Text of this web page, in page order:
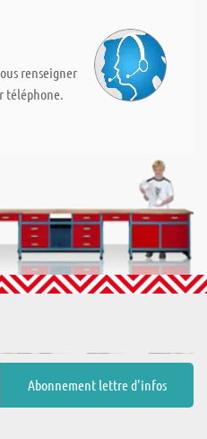
renseigner
téléphone.